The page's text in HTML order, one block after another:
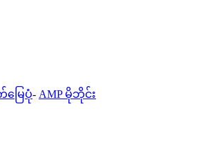
ြေပုံ- AMP မိုဘိုင်း